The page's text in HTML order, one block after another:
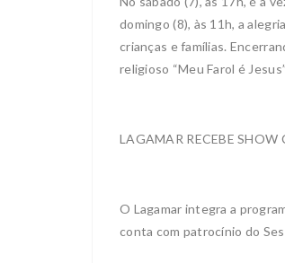
domingo (8), às 11h, a
crianças e famílias.
religioso “Meu Farol é
LAGAMAR RECEBE
O Lagamar integra a
conta com patrocínio do